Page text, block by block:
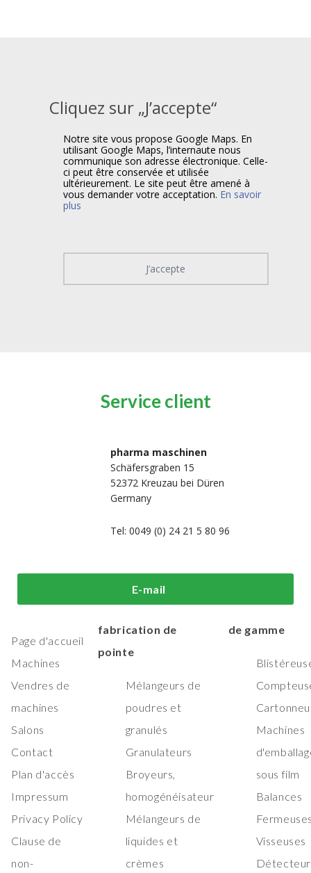
Service client
pharma maschinen
Schäfersgraben 15
52372 Kreuzau bei Düren
Germany
Tel: 0049 (0) 24 21 5 80 96
E-mail
Cliquez sur „J’accepte“
Notre site vous propose Google Maps. En
utilisant Google Maps, l’internaute nous
communique son adresse électronique. Celle-
ci peut être conservée et utilisée
ultérieurement. Le site peut être amené à
vous demander votre acceptation. En savoir
plus
J’accepte
Page d'accueil
Machines
Vendres de
machines
Salons
Contact
Plan d'accès
Impressum
Privacy Policy
Clause de
non-
Machines de
traitement et de
fabrication de
pointe
Mélangeurs de
poudres et
granulés
Granulateurs
Broyeurs,
homogénéisateur
Mélangeurs de
liquides et
crèmes
d'emballage
de gamme
Machines
sous film
Balances
Visseuses